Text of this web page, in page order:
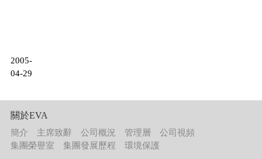
2005-
04-29
關於EVA
簡介 主席致辭 公司概況 管理層
公司視頻
集團榮譽室
集團發展歷程 環境保護